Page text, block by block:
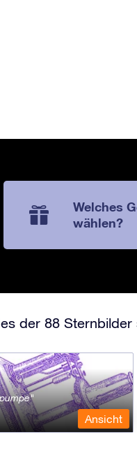
Welches
wählen?
der 88 Sternbilder
Ansicht